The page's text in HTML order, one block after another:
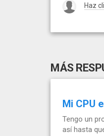
Haz
MÁS
Mi CPU
Tengo un
así hasta